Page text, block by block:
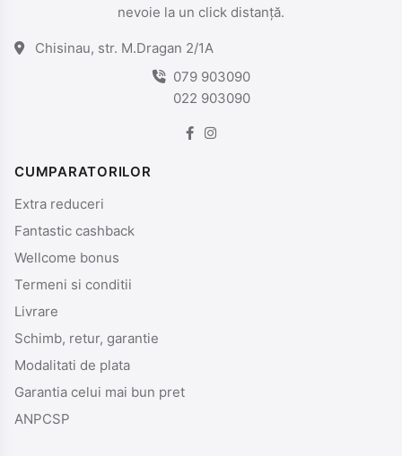
nevoie la un click distanță.
Chisinau, str. M.Dragan 2/1A
079 903090
022 903090
CUMPARATORILOR
Extra reduceri
Fantastic cashback
Wellcome bonus
Termeni si conditii
Livrare
Schimb, retur, garantie
Modalitati de plata
Garantia celui mai bun pret
ANPCSP